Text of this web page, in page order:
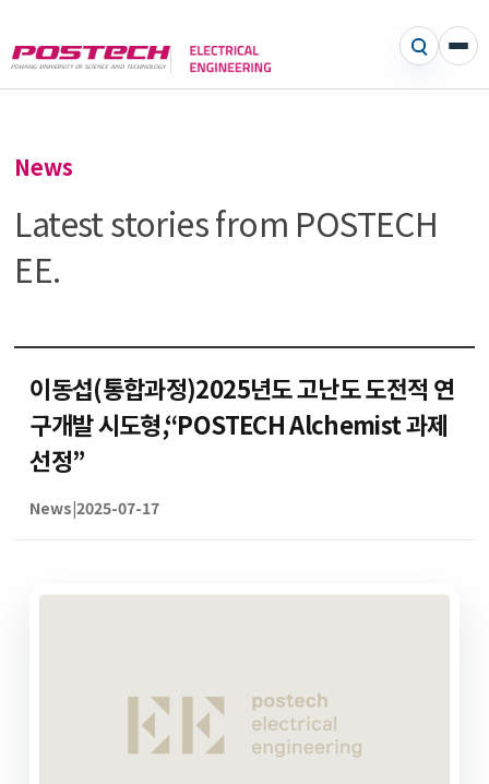
News
Latest stories from POSTECH
EE.
이동섭(통합과정)2025년도 고난도 도전적 연
구개발 시도형,“POSTECH Alchemist 과제
선정”
News|2025-07-17